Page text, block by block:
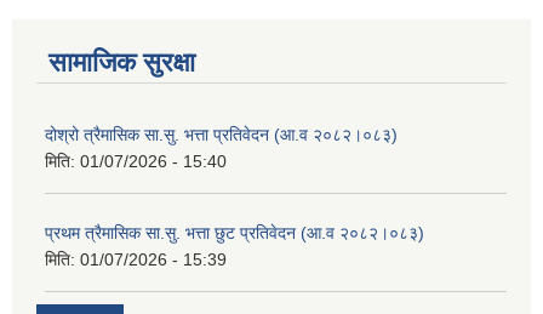
सामाजिक सुरक्षा
दोश्रो त्रैमासिक सा.सु. भत्ता प्रतिवेदन (आ.व २०८२।०८३)
मिति: 01/07/2026 - 15:40
प्रथम त्रैमासिक सा.सु. भत्ता छुट प्रतिवेदन (आ.व २०८२।०८३)
मिति: 01/07/2026 - 15:39